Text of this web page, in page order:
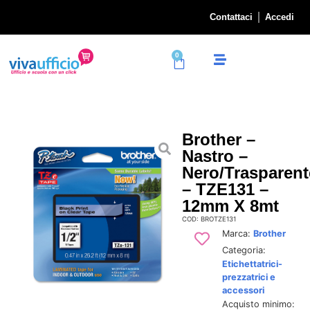
Contattaci Accedi
0
Brother –
Nastro –
Nero/
– TZE131 –
12mm X 8mt
COD: BROTZE131
Marca: Brother
Categoria:
Etichettatrici-
prezzatrici e
accessori
Acquisto minimo: